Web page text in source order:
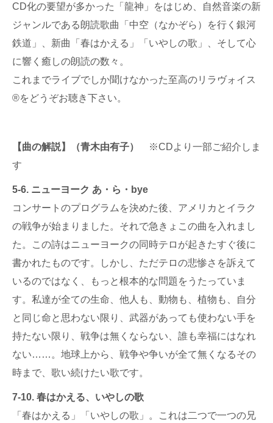
CD化の要望が多かった「龍神」をはじめ、自然音楽の新
ジャンルである朗読歌曲「中空（なかぞら）を行く銀河
鉄道」、新曲「春はかえる」「いやしの歌」、そして心
に響く癒しの朗読の数々。
これまでライブでしか聞けなかった至高のリラヴォイス
®をどうぞお聴き下さい。
【曲の解説】（青木由有子）
※CDより一部ご紹介しま
す
5-6. ニューヨーク あ・ら・bye
コンサートのプログラムを決めた後、アメリカとイラク
の戦争が始まりました。それで急きょこの曲を入れまし
た。この詩はニューヨークの同時テロが起きたすぐ後に
書かれたものです。しかし、ただテロの悲惨さを訴えて
いるのではなく、もっと根本的な問題をうたっていま
す。私達が全ての生命、他人も、動物も、植物も、自分
と同じ命と思わない限り、武器があっても使わない手を
持たない限り、戦争は無くならない、誰も幸福にはなれ
ない……。地球上から、戦争や争いが全て無くなるその
時まで、歌い続けたい歌です。
7-10. 春はかえる、いやしの歌
「春はかえる」「いやしの歌」。これは二つで一つの兄